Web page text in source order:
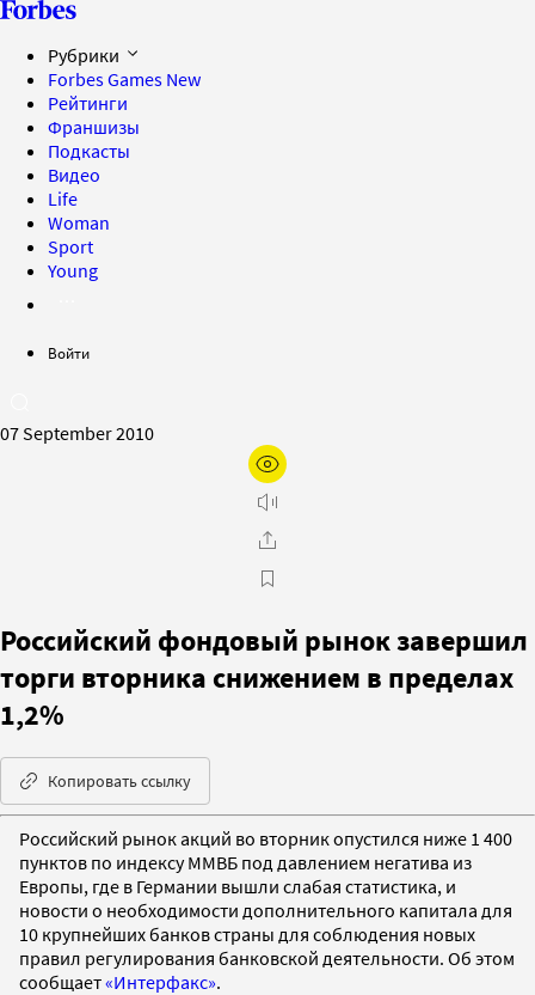
Рубрики
Forbes Games New
Рейтинги
Франшизы
Подкасты
Видео
Life
Woman
Sport
Young
Войти
07 September 2010
Российский фондовый рынок завершил
торги вторника снижением в пределах
1,2%
Копировать ссылку
Российский рынок акций во вторник опустился ниже 1 400
пунктов по индексу ММВБ под давлением негатива из
Европы, где в Германии вышли слабая статистика, и
новости о необходимости дополнительного капитала для
10 крупнейших банков страны для соблюдения новых
правил регулирования банковской деятельности. Об этом
сообщает«Интерфакс».